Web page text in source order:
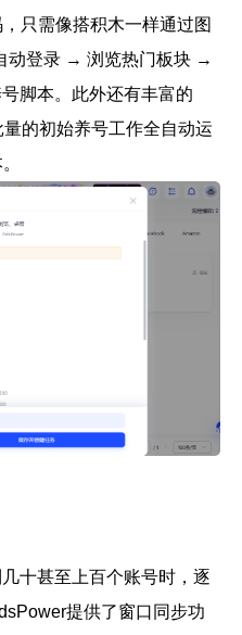
只需像搭积木一样通过图
动登录 → 浏览热门板块 →
脚本。此外还有丰富的
的初始养号工作全自动运
十甚至上百个账号时，逐
提供了窗口同步功